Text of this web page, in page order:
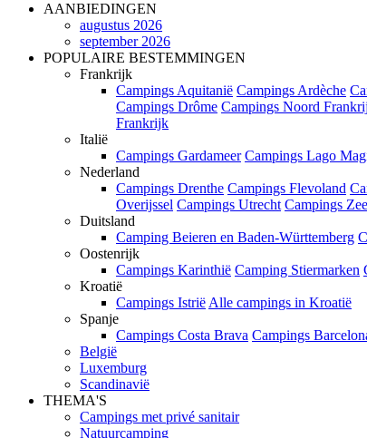
AANBIEDINGEN
augustus 2026
september 2026
POPULAIRE BESTEMMINGEN
Frankrijk
Campings Aquitanië Campings Ardèche
Campings Drôme Campings Noord
Frankrijk
Italië
Campings Gardameer Campings Lago
Nederland
Campings Drenthe Campings Flevoland
Overijssel Campings Utrecht Campings
Duitsland
Camping Beieren en Baden-Württemberg
Oostenrijk
Campings Karinthië Camping Stiermarken
Kroatië
Campings Istrië Alle campings in Kroatië
Spanje
Campings Costa Brava Campings
België
Luxemburg
Scandinavië
THEMA'S
Campings met privé sanitair
Natuurcamping